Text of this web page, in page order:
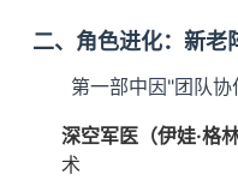
二、角色进化：新老
第一部中因"团队协
深空军医（伊娃·格林
术